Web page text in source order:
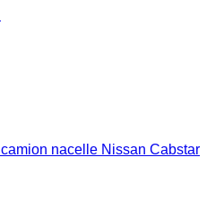
camion nacelle Nissan Cabstar